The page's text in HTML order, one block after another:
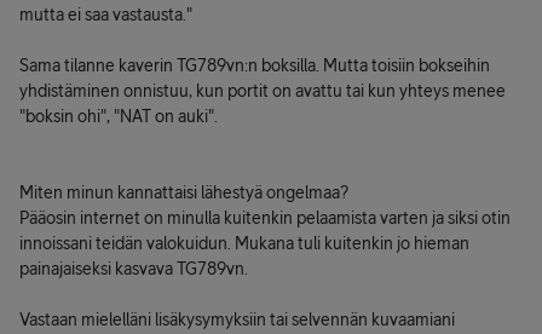
mutta ei saa vastausta."
Sama tilanne kaverin TG789vn:n boksilla. Mutta toisiin bokseihin
yhdistäminen onnistuu, kun portit on avattu tai kun yhteys menee
"boksin ohi", "NAT on auki".
Miten minun kannattaisi lähestyä ongelmaa?
Pääosin internet on minulla kuitenkin pelaamista varten ja siksi otin
innoissani teidän valokuidun. Mukana tuli kuitenkin jo hieman
painajaiseksi kasvava TG789vn.
Vastaan mielelläni lisäkysymyksiin tai selvennän kuvaamiani